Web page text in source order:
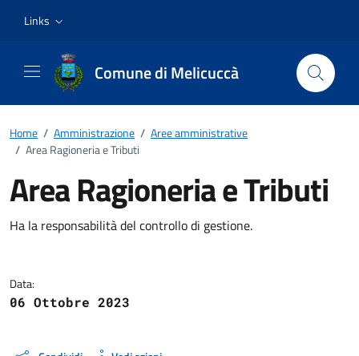
Links
Comune di Melicuccà
Home / Amministrazione / Aree amministrative
/ Area Ragioneria e Tributi
Area Ragioneria e Tributi
Dettagli della notizia
Ha la responsabilità del controllo di gestione.
Data:
06 Ottobre 2023